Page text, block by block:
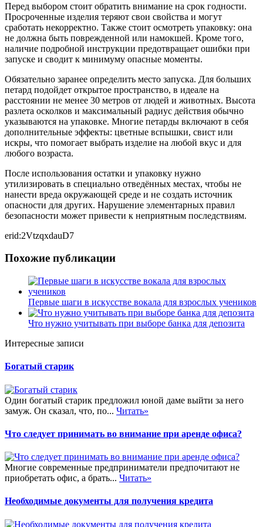
Перед выбором стоит обратить внимание на срок годности.
Просроченные изделия теряют свои свойства и могут
сработать некорректно. Также стоит осмотреть упаковку: она
не должна быть поврежденной или намокшей. Кроме того,
наличие подробной инструкции предотвращает ошибки при
запуске и сводит к минимуму опасные моменты.
Обязательно заранее определить место запуска. Для больших
петард подойдет открытое пространство, в идеале на
расстоянии не менее 30 метров от людей и животных. Высота
разлета осколков и максимальный радиус действия обычно
указываются на упаковке. Многие петарды включают в себя
дополнительные эффекты: цветные вспышки, свист или
искры, что помогает выбрать изделие на любой вкус и для
любого возраста.
После использования остатки и упаковку нужно
утилизировать в специально отведённых местах, чтобы не
нанести вреда окружающей среде и не создать источник
опасности для других. Нарушение элементарных правил
безопасности может привести к неприятным последствиям.
erid:2VtzqxdauD7
Похожие публикации
Первые шаги в искусстве вокала для взрослых учеников
Что нужно учитывать при выборе банка для депозита
Интересные записи
Богатый старик
Один богатый старик предложил юной даме выйти за него
замуж. Он сказал, что, по... Читать»
Что следует принимать во внимание при аренде офиса?
Многие современные предприниматели предпочитают не
приобретать офис, а брать... Читать»
Необходимые документы для получения кредита